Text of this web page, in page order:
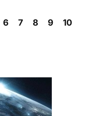
6 7 8 9
10